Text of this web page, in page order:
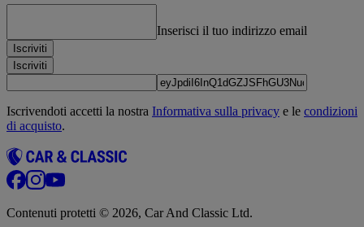
Inserisci il tuo indirizzo email
Iscriviti
Iscriviti
Iscrivendoti accetti la nostra Informativa sulla privacy e le condizioni
di acquisto.
Contenuti protetti © 2026, Car And Classic Ltd.